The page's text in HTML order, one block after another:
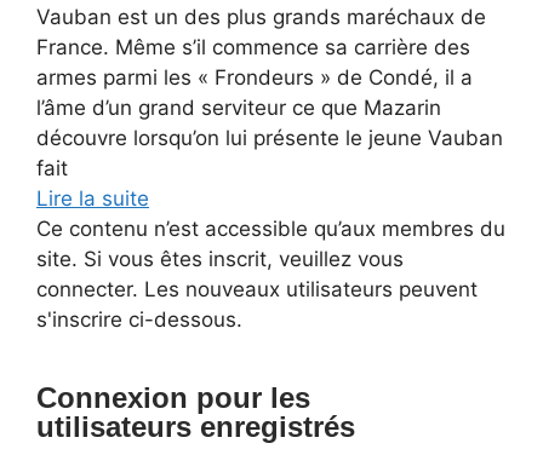
Vauban est un des plus grands maréchaux de
France. Même s’il commence sa carrière des
armes parmi les « Frondeurs » de Condé, il a
l’âme d’un grand serviteur ce que Mazarin
découvre lorsqu’on lui présente le jeune Vauban
fait
Lire la suite
Ce contenu n’est accessible qu’aux membres du
site. Si vous êtes inscrit, veuillez vous
connecter. Les nouveaux utilisateurs peuvent
s'inscrire ci-dessous.
Connexion pour les
utilisateurs enregistrés